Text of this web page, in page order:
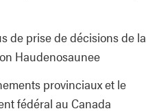
de prise de décisions de la
Haudenosaunee
provinciaux et le
fédéral au Canada